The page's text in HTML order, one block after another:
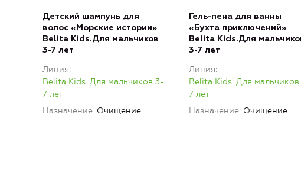
Детский шампунь для
волос «Морские истории»
Belita Kids.Для мальчиков
3-7 лет
Линия
Belita Kids. Для мальчиков 3-
7 лет
Назначение Очищение
Гель-пена для ванны
«Бухта приключений»
Belita Kids.Для
3-7 лет
Линия
Belita Kids. Для
7 лет
Назначение Очищение